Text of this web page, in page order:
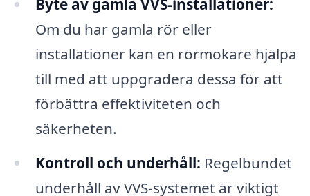
Byte av gamla VVS-installationer:
Om du har gamla rör eller
installationer kan en rörmokare hjälpa
till med att uppgradera dessa för att
förbättra effektiviteten och
säkerheten.
Kontroll och underhåll: Regelbundet
underhåll av VVS-systemet är viktigt